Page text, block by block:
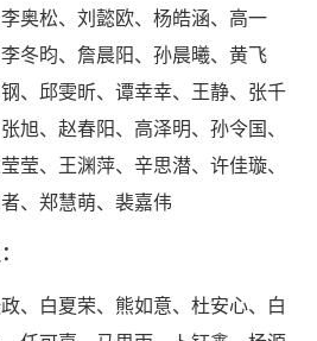
奥松、刘懿欧、杨皓涵、高一
冬昀、詹晨阳、孙晨曦、黄飞
、邱雯昕、谭幸幸、王静、张千
旭、赵春阳、高泽明、孙令国、
莹、王渊萍、辛思潜、许佳璇、
、郑慧萌、裴嘉伟
、白夏荣、熊如意、杜安心、白